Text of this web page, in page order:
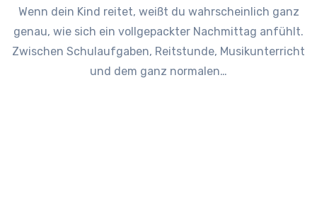
Wenn dein Kind reitet, weißt du wahrscheinlich ganz
genau, wie sich ein vollgepackter Nachmittag anfühlt.
Zwischen Schulaufgaben, Reitstunde, Musikunterricht
und dem ganz normalen…